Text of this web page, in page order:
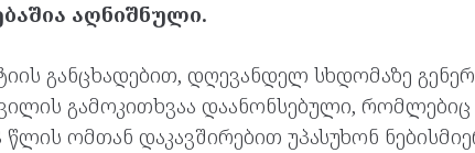
აღნიშნული.
განცხადებით, დღევანდელ სხდომაზე
გამოკითხვაა დაანონსებული,
ომთან დაკავშირებით უპასუხონ